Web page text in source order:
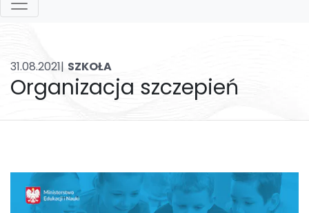
31.08.2021| SZKOŁA
Organizacja szczepień